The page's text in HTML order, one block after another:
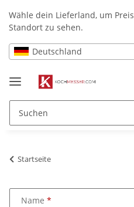
Wähle dein Lieferland, um
Standort zu sehen.
Deutschland
Startseite
Name